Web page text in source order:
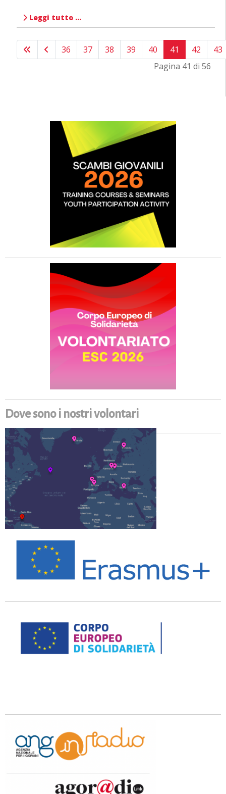
Leggi tutto …
Pagina 41 di 56
36 37 38 39 40 41 42 43
Dove sono i nostri volontari